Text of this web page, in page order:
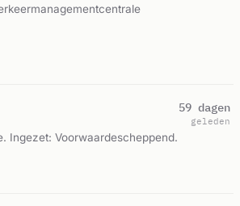
Ingezet: Voorwaardescheppend.
59 dagen
geleden